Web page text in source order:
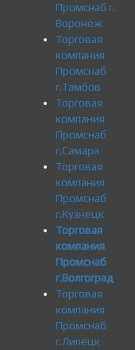
Промснаб г.
Воронеж
Торговая
компания
Промснаб
г.Тамбов
Торговая
компания
Промснаб
г.Самара
Торговая
компания
Промснаб
г.Кузнецк
Торговая
компания
Промснаб
г.Волгоград
Торговая
компания
Промснаб
г.Липецк